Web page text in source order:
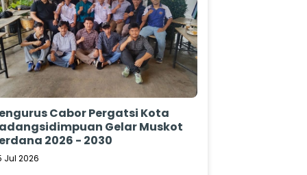
Cabor Pergatsi Kota
Gelar Muskot
2026 - 2030
Jul 2026